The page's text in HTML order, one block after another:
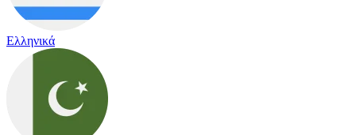
Ελληνικά